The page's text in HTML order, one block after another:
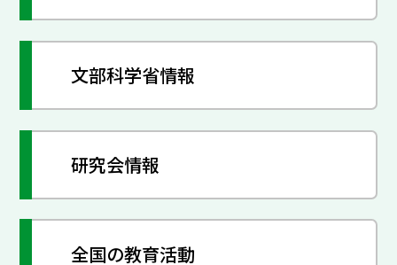
文部科学省情報
研究会情報
全国の教育活動